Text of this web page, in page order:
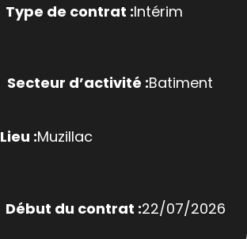
Type de contrat :Intérim
Secteur d’activité :Batiment
Lieu :Muzillac
Début du contrat :22/07/2026